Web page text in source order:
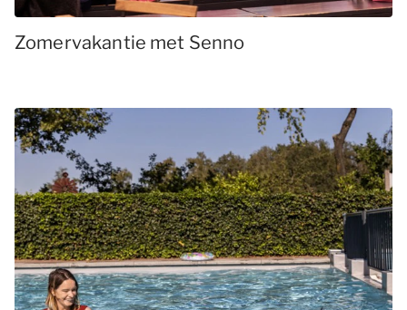
Zomervakantie met Senno